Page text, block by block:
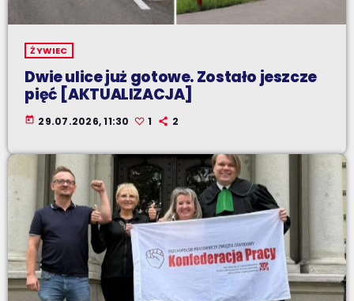
ŻYWIEC
Dwie ulice już gotowe. Zostało jeszcze
pięć [AKTUALIZACJA]
today 29.07.2026, 11:30 1 2